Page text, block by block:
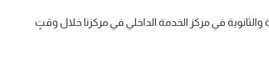
في مركز الخدمة الداخلي في مركزنا خلال وقتٍ